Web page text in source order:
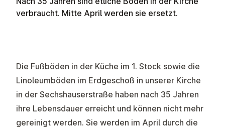
verbraucht. Mitte April werden sie ersetzt.
Die Fußböden in der Küche im 1. Stock sowie die
Linoleumböden im Erdgeschoß in unserer Kirche
in der Sechshauserstraße haben nach 35 Jahren
ihre Lebensdauer erreicht und können nicht mehr
gereinigt werden. Sie werden im April durch die